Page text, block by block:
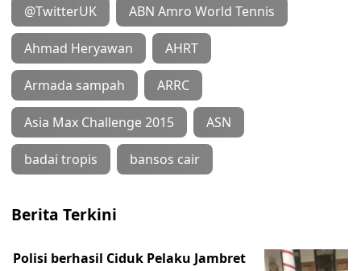
@TwitterUK ABN Amro World Tennis
Ahmad Heryawan AHRT
Armada sampah ARRC
Asia Max Challenge 2015 ASN
badai tropis bansos cair
Berita Terkini
Polisi berhasil Ciduk Pelaku Jambret